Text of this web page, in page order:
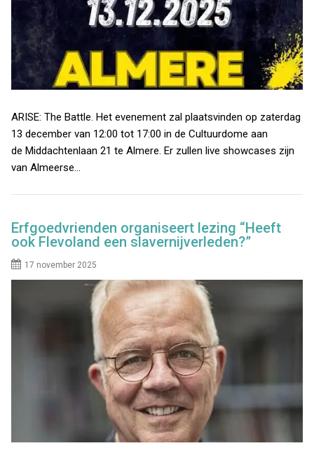
ARISE: The Battle. Het evenement zal plaatsvinden op zaterdag
13 december van 12:00 tot 17:00 in de Cultuurdome aan
de Middachtenlaan 21 te Almere. Er zullen live showcases zijn
van Almeerse…
Erfgoedvrienden organiseert lezing “Heeft
ook Flevoland een slavernijverleden?”
17 november 2025